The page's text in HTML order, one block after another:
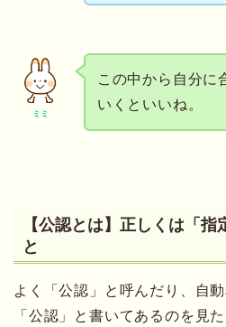
ミミ
この中から自分に
いくといいね。
【公認とは】正しくは「
と
よく「公認」と呼んだり、自
「公認」と書いてあるのを見